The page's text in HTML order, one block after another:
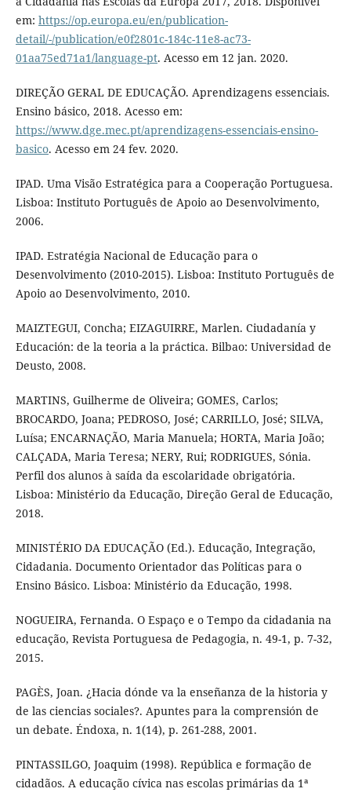
em: https://op.europa.eu/en/publication-
detail/-/publication/e0f2801c-184c-11e8-ac73-
01aa75ed71a1/language-pt. Acesso em 12 jan. 2020.
DIREÇÃO GERAL DE EDUCAÇÃO. Aprendizagens essenciais.
Ensino básico, 2018. Acesso em:
https://www.dge.mec.pt/aprendizagens-essenciais-ensino-
basico. Acesso em 24 fev. 2020.
IPAD. Uma Visão Estratégica para a Cooperação Portuguesa.
Lisboa: Instituto Português de Apoio ao Desenvolvimento,
2006.
IPAD. Estratégia Nacional de Educação para o
Desenvolvimento (2010-2015). Lisboa: Instituto Português de
Apoio ao Desenvolvimento, 2010.
MAIZTEGUI, Concha; EIZAGUIRRE, Marlen. Ciudadanía y
Educación: de la teoria a la práctica. Bilbao: Universidad de
Deusto, 2008.
MARTINS, Guilherme de Oliveira; GOMES, Carlos;
BROCARDO, Joana; PEDROSO, José; CARRILLO, José; SILVA,
Luísa; ENCARNAÇÃO, Maria Manuela; HORTA, Maria João;
CALÇADA, Maria Teresa; NERY, Rui; RODRIGUES, Sónia.
Perfil dos alunos à saída da escolaridade obrigatória.
Lisboa: Ministério da Educação, Direção Geral de Educação,
2018.
MINISTÉRIO DA EDUCAÇÃO (Ed.). Educação, Integração,
Cidadania. Documento Orientador das Políticas para o
Ensino Básico. Lisboa: Ministério da Educação, 1998.
NOGUEIRA, Fernanda. O Espaço e o Tempo da cidadania na
educação, Revista Portuguesa de Pedagogia, n. 49-1, p. 7-32,
2015.
PAGÈS, Joan. ¿Hacia dónde va la enseñanza de la historia y
de las ciencias sociales?. Apuntes para la comprensión de
un debate. Éndoxa, n. 1(14), p. 261-288, 2001.
PINTASSILGO, Joaquim (1998). República e formação de
cidadãos. A educação cívica nas escolas primárias da 1ª